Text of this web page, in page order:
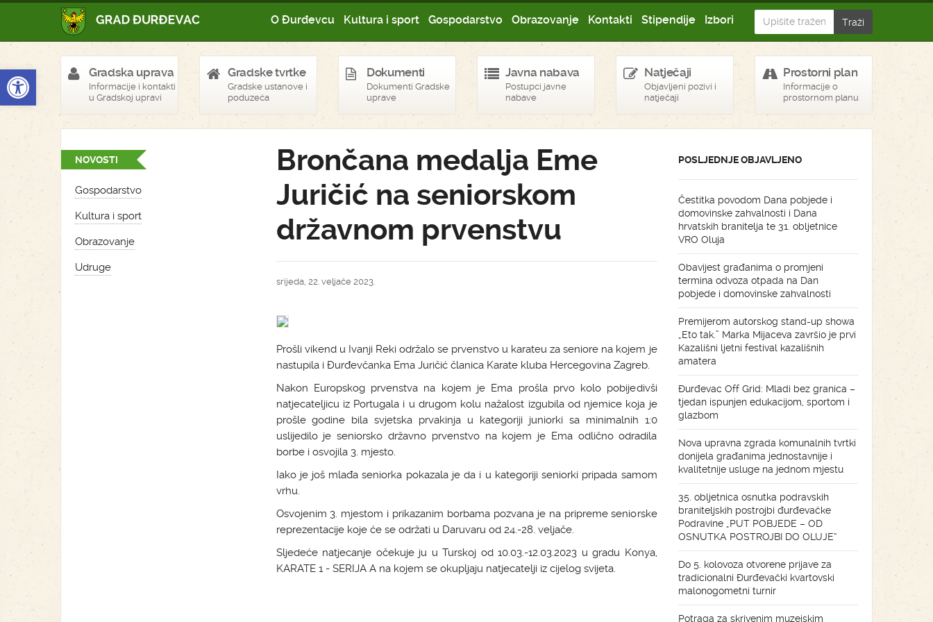
Open toolbar
O Đurđevcu Kultura i sport Gospodarstvo Obrazovanje Kontakti Stipendije Izbori
Gradska uprava
Informacije i kontakti
u Gradskoj upravi
Gradske tvrtke
Gradske ustanove i
poduzeća
Dokumenti
Dokumenti Gradske
uprave
Javna nabava
Postupci javne
nabave
Natječaji
Objavljeni pozivi i
natječaji
Prostorni plan
Informacije o
prostornom planu
NOVOSTI
Gospodarstvo
Kultura i sport
Obrazovanje
Udruge
Brončana medalja Eme
Juričić na seniorskom
državnom prvenstvu
srijeda, 22. veljače 2023.
Prošli vikend u Ivanji Reki održalo se prvenstvo u karateu za seniore na kojem je
nastupila i Đurđevčanka Ema Juričić članica Karate kluba Hercegovina Zagreb.
Nakon Europskog prvenstva na kojem je Ema prošla prvo kolo pobijedivši
natjecateljicu iz Portugala i u drugom kolu nažalost izgubila od njemice koja je
prošle godine bila svjetska prvakinja u kategoriji juniorki sa minimalnih 1:0
uslijedilo je seniorsko državno prvenstvo na kojem je Ema odlično odradila
borbe i osvojila 3. mjesto.
Iako je još mlađa seniorka pokazala je da i u kategoriji seniorki pripada samom
vrhu.
Osvojenim 3. mjestom i prikazanim borbama pozvana je na pripreme seniorske
reprezentacije koje će se održati u Daruvaru od 24.-28. veljače.
Sljedeće natjecanje očekuje ju u Turskoj od 10.03.-12.03.2023 u gradu Konya,
KARATE 1 - SERIJA A na kojem se okupljaju natjecatelji iz cijelog svijeta.
POSLJEDNJE OBJAVLJENO
Čestitka povodom Dana pobjede i
domovinske zahvalnosti i Dana
hrvatskih branitelja te 31. obljetnice
VRO Oluja
Obavijest građanima o promjeni
termina odvoza otpada na Dan
pobjede i domovinske zahvalnosti
Premijerom autorskog stand-up showa
„Eto tak.” Marka Mijaceva završio je prvi
Kazališni ljetni festival kazališnih
amatera
Đurđevac Off Grid: Mladi bez granica –
tjedan ispunjen edukacijom, sportom i
glazbom
Nova upravna zgrada komunalnih tvrtki
donijela građanima jednostavnije i
kvalitetnije usluge na jednom mjestu
35. obljetnica osnutka podravskih
braniteljskih postrojbi đurđevačke
Podravine „PUT POBJEDE – OD
OSNUTKA POSTROJBI DO OLUJE“
Do 5. kolovoza otvorene prijave za
tradicionalni Đurđevački kvartovski
malonogometni turnir
Potraga za skrivenim muzejskim